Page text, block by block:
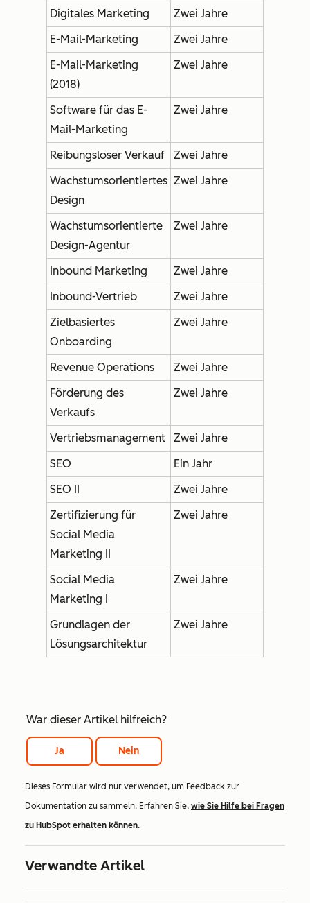
Digitales Marketing
Zwei Jahre
E-Mail-Marketing
Zwei Jahre
E-Mail-Marketing
(2018)
Zwei Jahre
Software für das E-
Mail-Marketing
Zwei Jahre
Reibungsloser Verkauf
Zwei Jahre
Wachstumsorientiertes
Design
Zwei Jahre
Wachstumsorientierte
Design-Agentur
Zwei Jahre
Inbound Marketing
Zwei Jahre
Inbound-Vertrieb
Zwei Jahre
Zielbasiertes
Onboarding
Zwei Jahre
Revenue Operations
Zwei Jahre
Förderung des
Verkaufs
Zwei Jahre
Vertriebsmanagement
Zwei Jahre
SEO
Ein Jahr
SEO II
Zwei Jahre
Zertifizierung für
Social Media
Marketing II
Zwei Jahre
Social Media
Marketing I
Zwei Jahre
Grundlagen der
Lösungsarchitektur
Zwei Jahre
War dieser Artikel hilfreich?
Ja Nein
Dieses Formular wird nur verwendet, um Feedback zur
Dokumentation zu sammeln. Erfahren Sie, wie Sie Hilfe bei Fragen
zu HubSpot erhalten können.
Verwandte Artikel